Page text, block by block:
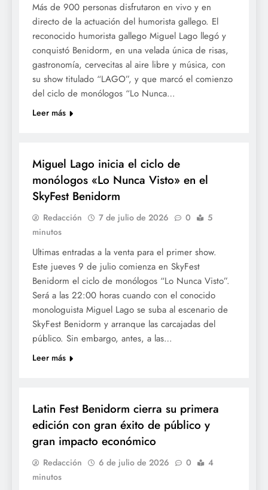
Más de 900 personas disfrutaron en vivo y en
directo de la actuación del humorista gallego. El
reconocido humorista gallego Miguel Lago llegó y
conquistó Benidorm, en una velada única de risas,
gastronomía, cervecitas al aire libre y música, con
su show titulado “LAGO”, y que marcó el comienzo
del ciclo de monólogos “Lo Nunca…
Leer más
Miguel Lago inicia el ciclo de
monólogos «Lo Nunca Visto» en el
SkyFest Benidorm
Redacción 7 de julio de 2026 0
5
minutos
Ultimas entradas a la venta para el primer show.
Este jueves 9 de julio comienza en SkyFest
Benidorm el ciclo de monólogos “Lo Nunca Visto”.
Será a las 22:00 horas cuando con el conocido
monologuista Miguel Lago se suba al escenario de
SkyFest Benidorm y arranque las carcajadas del
público. Sin embargo, antes, a las…
Leer más
Latin Fest Benidorm cierra su primera
edición con gran éxito de público y
gran impacto económico
Redacción 6 de julio de 2026 0
4
minutos